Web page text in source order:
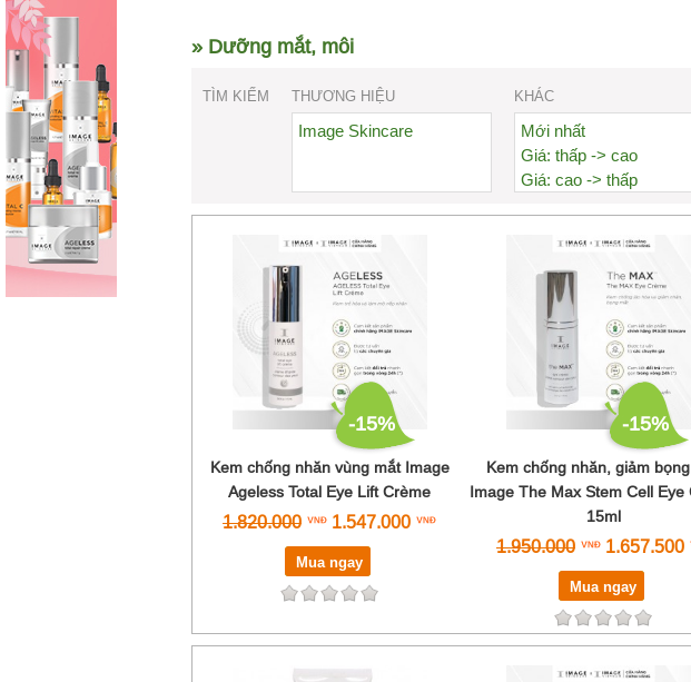
» Dưỡng mắt, môi
TÌM KIẾM THƯƠNG HIỆU
Image Skincare
KHÁC
Mới nhất
Giá: thấp -> cao
Giá: cao -> thấp
Đánh giá cao nhất
Tên A->Z
-15%
Kem chống nhăn vùng mắt Image
Ageless Total Eye Lift Crème
1.820.000 1.547.000
Mua ngay
-15%
Kem chống nhăn, giảm
Image The Max Stem Cell Eye
15ml
1.950.000 1.657.500
Mua ngay